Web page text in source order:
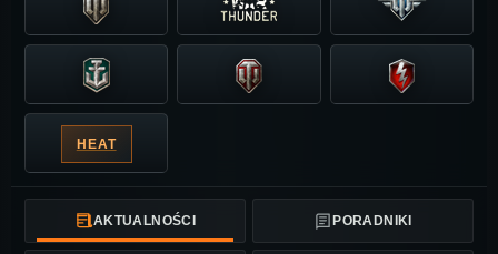
HEAT
AKTUALNOŚCI PORADNIKI